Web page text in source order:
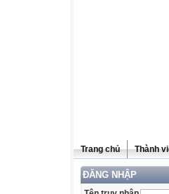
Trang chủ Thành
ĐĂNG NHẬP